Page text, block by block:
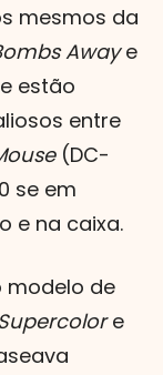
mesmos da
Awaye
estão
entre
(DC-
se em
e na caixa.
modelo de
e